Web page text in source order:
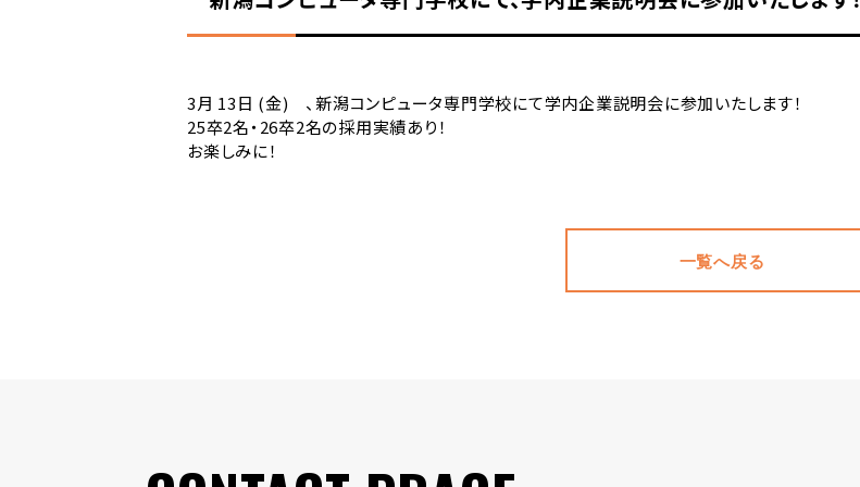
3月 13日 (金) 、新潟コンピュータ専門学校にて学内企業説明会に参加いたします！
25卒2名・26卒2名の採用実績あり！
お楽しみに！
一覧へ戻る